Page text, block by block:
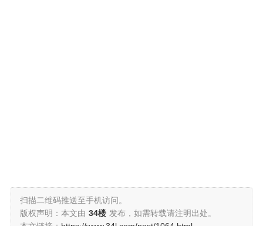
扫描二维码推送至手机访问。
版权声明：本文由 34楼 发布，如需转载请注明出处。